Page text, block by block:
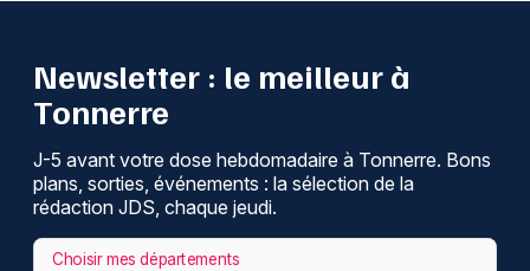
Newsletter : le meilleur à
Tonnerre
J-5 avant votre dose hebdomadaire à Tonnerre. Bons
plans, sorties, événements : la sélection de la
rédaction JDS, chaque jeudi.
Choisir mes départements